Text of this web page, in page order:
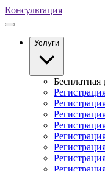
Консультация
Услуги
Бесплатная